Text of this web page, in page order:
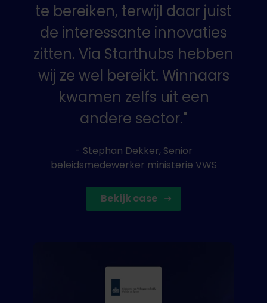
te bereiken, terwijl daar juist
de interessante innovaties
zitten. Via Starthubs hebben
wij ze wel bereikt. Winnaars
kwamen zelfs uit een
andere sector."
- Stephan Dekker, Senior
beleidsmedewerker ministerie VWS
Bekijk case